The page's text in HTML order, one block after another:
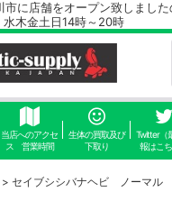
をオープン致しましたの
金土日14時～20時
当店へのアクセ
ス 営業時間
生体の買取及び
下取り
Twitter（
報はこち
> セイブシシバナヘビ ノーマル